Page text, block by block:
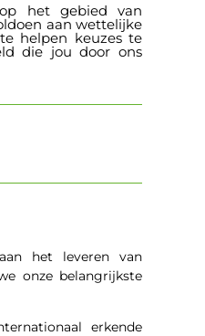
het gebied van
aan wettelijke
helpen keuzes te
die jou door ons
het leveren van
onze belangrijkste
erkende